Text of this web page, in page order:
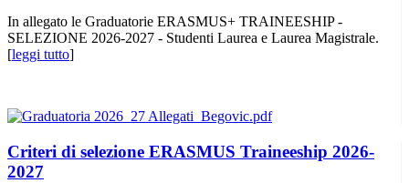
In allegato le Graduatorie ERASMUS+ TRAINEESHIP -
SELEZIONE 2026-2027 - Studenti Laurea e Laurea Magistrale.
[leggi tutto]
Criteri di selezione ERASMUS Traineeship 2026-
2027